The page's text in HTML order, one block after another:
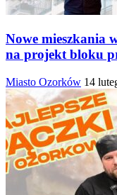
Nowe mieszkania
na projekt bloku
Miasto Ozorków 14